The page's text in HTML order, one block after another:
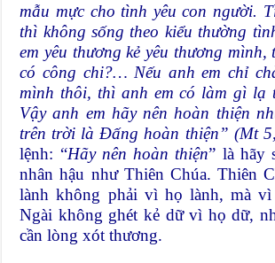
mẫu mực cho tình yêu con người.
thì không sống theo kiểu thường
em yêu thương kẻ yêu thương mình,
có công chi?… Nếu anh em chỉ
mình thôi, thì anh em có làm gì lạ
Vậy anh em hãy nên hoàn thiện
trên trời là Đấng hoàn thiện” (Mt
lệnh: “Hãy nên hoàn thiện” là hãy
nhân hậu như Thiên Chúa. Thiên
lành không phải vì họ lành, mà
Ngài không ghét kẻ dữ vì họ dữ,
cần lòng xót thương.